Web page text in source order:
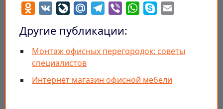
Odnoklassniki
VK LiveJournal
Mail.RuTelegram
Viber WhatsApp
Skype
Другие публикации:
Монтаж офисных перегородок: советы
специалистов
Интернет магазин офисной мебели